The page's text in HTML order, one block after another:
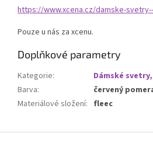
https://www.xcena.cz/damske-
Pouze u nás za xcenu.
Doplňkové parametry
Kategorie:
Dámské
Barva:
červený
Materiálové složení: fleec